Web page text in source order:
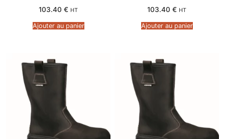
103.40 € HT
Ajouter au panier
103.40 € HT
Ajouter au panier